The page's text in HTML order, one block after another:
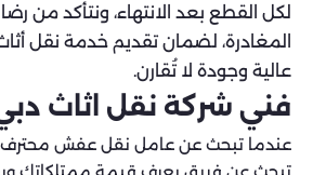
لكل القطع بعد الانتهاء، ونتأكد من
المغادرة، لضمان تقديم خدمة نقل
عالية وجودة لا تُقارن.
فني شركة نقل اثاث
عندما تبحث عن عامل نقل عفش
تبحث عن فريق يعرف قيمة ممتلكاتك